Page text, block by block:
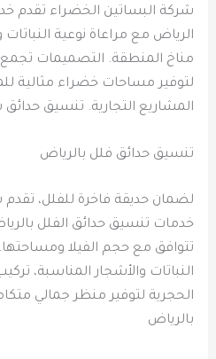
شركة البساتين الخضراء تقدم
الرياض مع مراعاة نوعية
مناخ المنطقة. التصميمات تجمع
لتوفير مساحات خضراء مثالية
المشاريع التجارية. تنسيق
تنسيق حدائق فلل بالرياض
لضمان حديقة فاخرة للفلل،
خدمات تنسيق حدائق الفلل
تتوافق مع حجم الفيلا
النباتات والأشجار المناسبة،
الحجرية لتوفير منظر جمالي
بالرياض